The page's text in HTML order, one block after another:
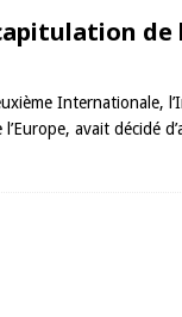
Internationale,
avait décidé